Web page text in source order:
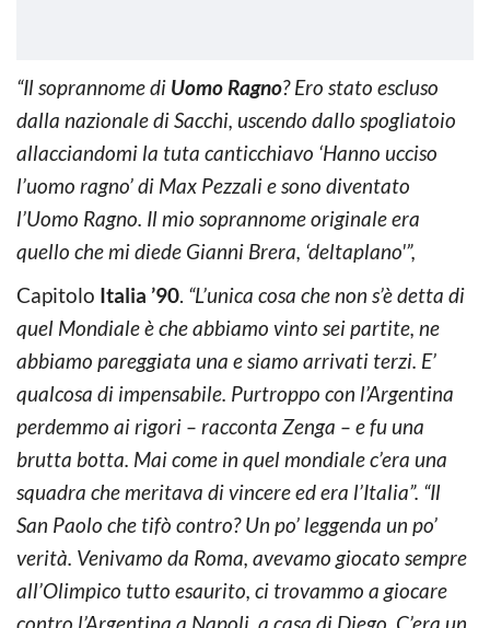
“Il soprannome di Uomo Ragno? Ero stato escluso
dalla nazionale di Sacchi, uscendo dallo spogliatoio
allacciandomi la tuta canticchiavo ‘Hanno ucciso
l’uomo ragno’ di Max Pezzali e sono diventato
l’Uomo Ragno. Il mio soprannome originale era
quello che mi diede Gianni Brera, ‘deltaplano'”,
Capitolo Italia ’90. “L’unica cosa che non s’è detta di
quel Mondiale è che abbiamo vinto sei partite, ne
abbiamo pareggiata una e siamo arrivati terzi. E’
qualcosa di impensabile. Purtroppo con l’Argentina
perdemmo ai rigori – racconta Zenga – e fu una
brutta botta. Mai come in quel mondiale c’era una
squadra che meritava di vincere ed era l’Italia”. “Il
San Paolo che tifò contro? Un po’ leggenda un po’
verità. Venivamo da Roma, avevamo giocato sempre
all’Olimpico tutto esaurito, ci trovammo a giocare
contro l’Argentina a Napoli, a casa di Diego. C’era un